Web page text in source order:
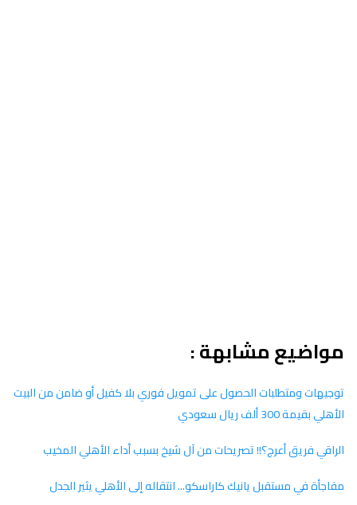
مواضيع مشابهة :
توجيهات ومتطلبات الحصول على تمويل فوري بلا كفيل أو ضامن من البيت
الأهلي بقيمة 300 ألف ريال سعودي
الراقي فريق أعرج؟!! تصريحات من آل شيخ بسبب أداء الأهلي المخيب
مفاجأة في مستقبل يانيك كاراسكو... انتقاله إلى الأهلي يثير الجدل